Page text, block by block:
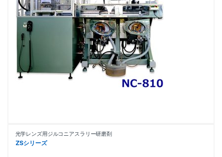
光学レンズ用ジルコニアスラリー研磨剤
ZSシリーズ